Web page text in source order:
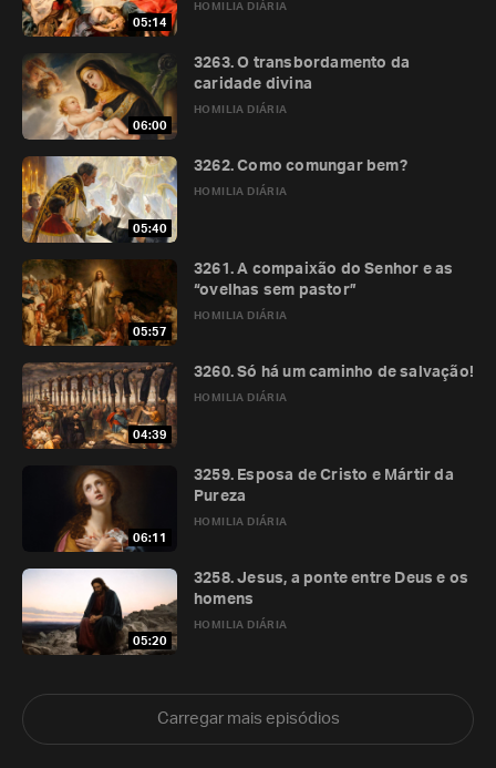
05:14
HOMILIA DIÁRIA
06:00
HOMILIA DIÁRIA
3263. O transbordamento da
caridade divina
05:40
HOMILIA DIÁRIA
3262. Como comungar bem?
05:57
HOMILIA DIÁRIA
3261. A compaixão do Senhor e as
“ovelhas sem pastor”
04:39
HOMILIA DIÁRIA
3260. Só há um caminho de salvação!
06:11
HOMILIA DIÁRIA
3259. Esposa de Cristo e Mártir da
Pureza
05:20
HOMILIA DIÁRIA
3258. Jesus, a ponte entre Deus e os
homens
Carregar mais episódios